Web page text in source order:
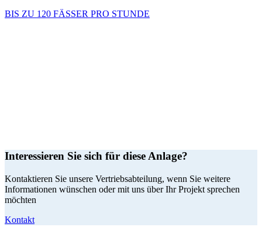
BIS ZU 120 FÄSSER PRO STUNDE
Interessieren Sie sich für diese Anlage?
Kontaktieren Sie unsere Vertriebsabteilung, wenn Sie weitere
Informationen wünschen oder mit uns über Ihr Projekt sprechen
möchten
Kontakt